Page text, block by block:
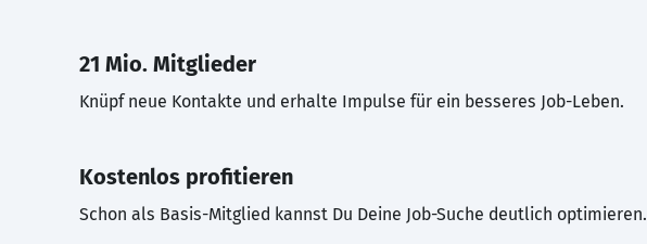
21 Mio. Mitglieder
Knüpf neue Kontakte und erhalte Impulse für ein besseres Job-Leben.
Kostenlos profitieren
Schon als Basis-Mitglied kannst Du Deine Job-Suche deutlich optimieren.